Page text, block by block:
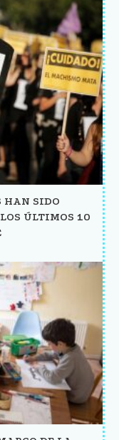
HAN SIDO
ÚLTIMOS 10